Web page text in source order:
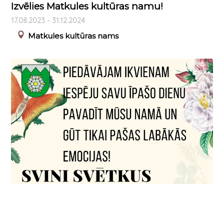
Izvēlies Matkules kultūras namu!
17.08.2023 - 31.12.2024
Matkules kultūras nams